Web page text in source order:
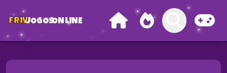
FRIVJOGOSONLINE